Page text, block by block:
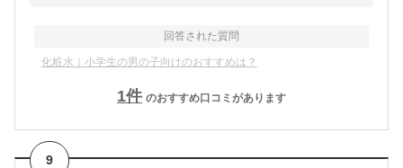
回答された質問
化粧水｜小学生の男の子向けのおすすめは？
1件 のおすすめ口コミがあります
9